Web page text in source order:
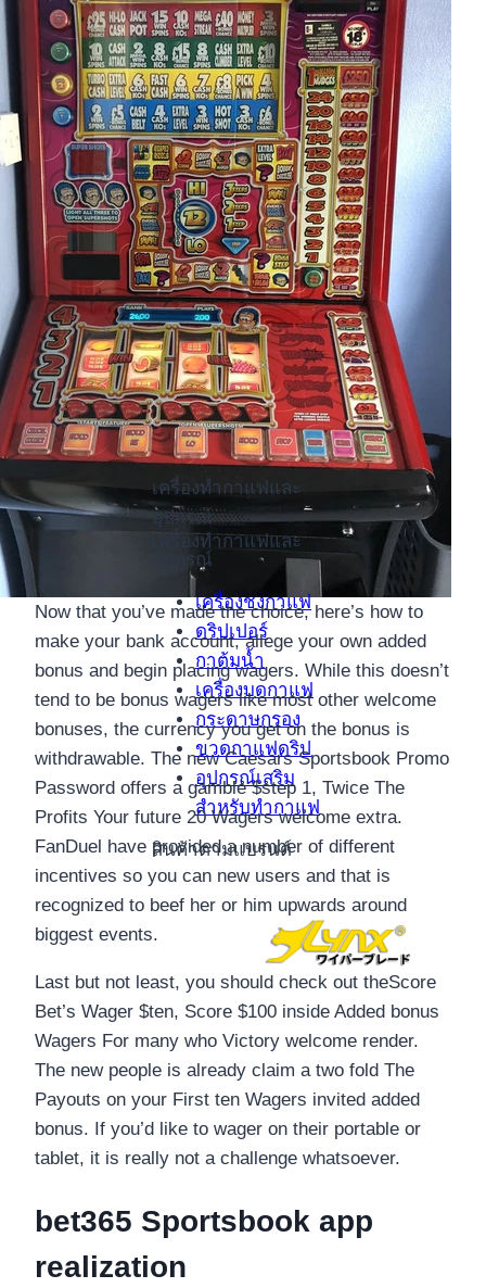
เครื่องทำกาแฟและ
อุปกรณ์
เครื่องทำกาแฟและ
อุปกรณ์
เครื่องชงกาแฟ
ดริปเปอร์
กาต้มน้ำ
เครื่องบดกาแฟ
กระดาษกรอง
ขวดกาแฟดริป
อุปกรณ์เสริม
สำหรับทำกาแฟ
สินค้าตามแบรนด์
Now that you’ve made the choice, here’s how to
make your bank account, allege your own added
bonus and begin placing wagers. While this doesn’t
tend to be bonus wagers like most other welcome
bonuses, the currency you get on the bonus is
withdrawable. The new Caesars Sportsbook Promo
Password offers a gamble $step 1, Twice The
Profits Your future 20 Wagers welcome extra.
FanDuel have provided a number of different
incentives so you can new users and that is
recognized to beef her or him upwards around
biggest events.
Last but not least, you should check out theScore
Bet’s Wager $ten, Score $100 inside Added bonus
Wagers For many who Victory welcome render.
The new people is already claim a two fold The
Payouts on your First ten Wagers invited added
bonus. If you’d like to wager on their portable or
tablet, it is really not a challenge whatsoever.
bet365 Sportsbook app
realization